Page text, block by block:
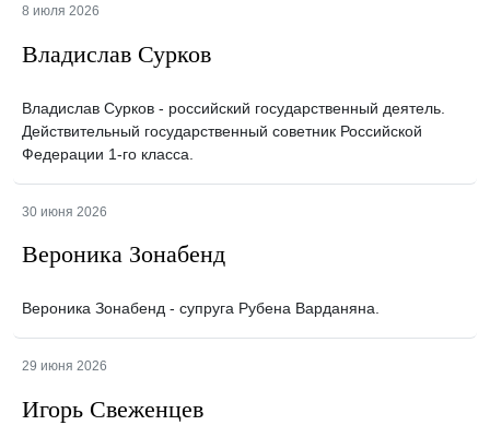
8 июля 2026
Владислав Сурков
Владислав Сурков - российский государственный деятель.
Действительный государственный советник Российской
Федерации 1-го класса.
30 июня 2026
Вероника Зонабенд
Вероника Зонабенд - супруга Рубена Варданяна.
29 июня 2026
Игорь Свеженцев